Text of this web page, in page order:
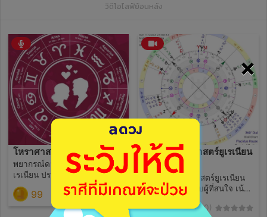
×
วิดีโอไลฟ์ย้อนหลัง
โหราศาสตร์ยูเรเนียน
พยากรณ์ดวงชะตาด้วยศาสตร์ยู
เรเนียน ประสบการณ์
พยากรณ์21ปี
99 (0)
รับสอนโหราศาสตร์ยูเรเนียน
ขั้นพื้นฐาน
การสอนโหราศาสตร์ยูเรเนียน
ขั้นพื้นฐานสำหรับผู้ที่สนใจ เน้น
กันเอง1990 (0)